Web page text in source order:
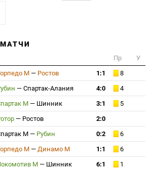
Пр
У
М — Ростов 1:1
8
— Спартак-Алания 4:0
4
М — Шинник 3:1
5
— Ростов
2:0
М — Рубин 0:2
6
М — Динамо М 1:1
6
М — Шинник 6:1
1